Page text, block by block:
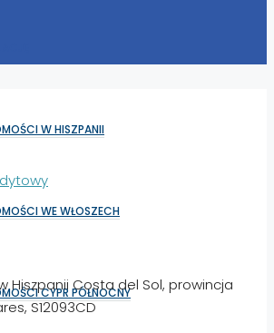
W HISZPANII
WE WŁOSZECH
CYPR PÓŁNOCNY
Hiszpanii Costa del Sol, prowincja
S12093CD